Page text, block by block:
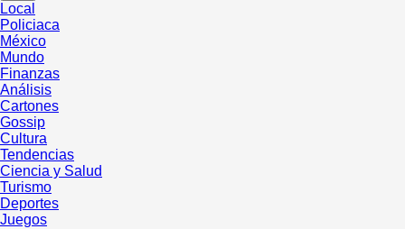
Local
Policiaca
México
Mundo
Finanzas
Análisis
Cartones
Gossip
Cultura
Tendencias
Ciencia y Salud
Turismo
Deportes
Juegos